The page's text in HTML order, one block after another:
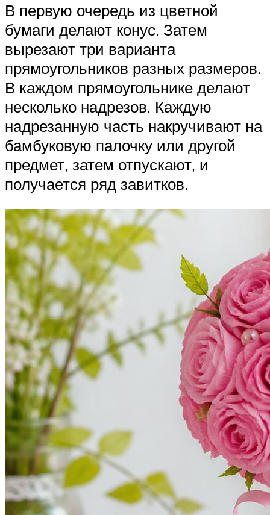
В первую очередь из цветной
бумаги делают конус. Затем
вырезают три варианта
прямоугольников разных размеров.
В каждом прямоугольнике делают
несколько надрезов. Каждую
надрезанную часть накручивают на
бамбуковую палочку или другой
предмет, затем отпускают, и
получается ряд завитков.